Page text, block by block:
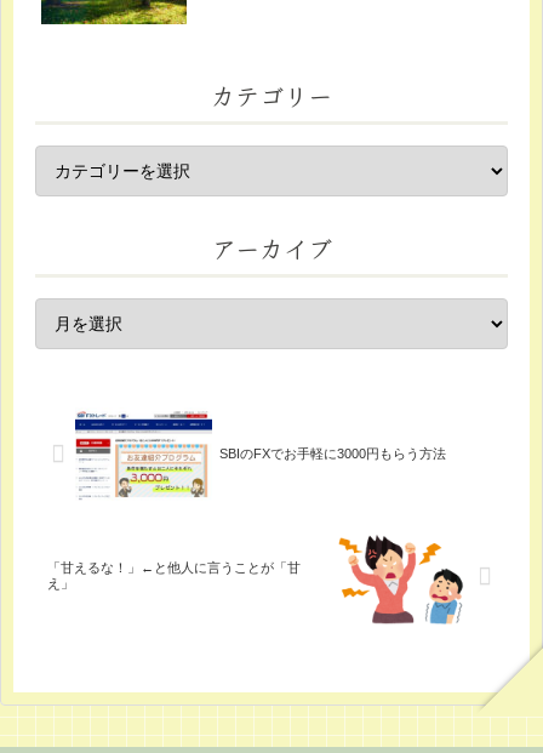
カテゴリー
アーカイブ
SBIのFXでお手軽に3000円もらう方法
「甘えるな！」←と他人に言うことが「甘
え」